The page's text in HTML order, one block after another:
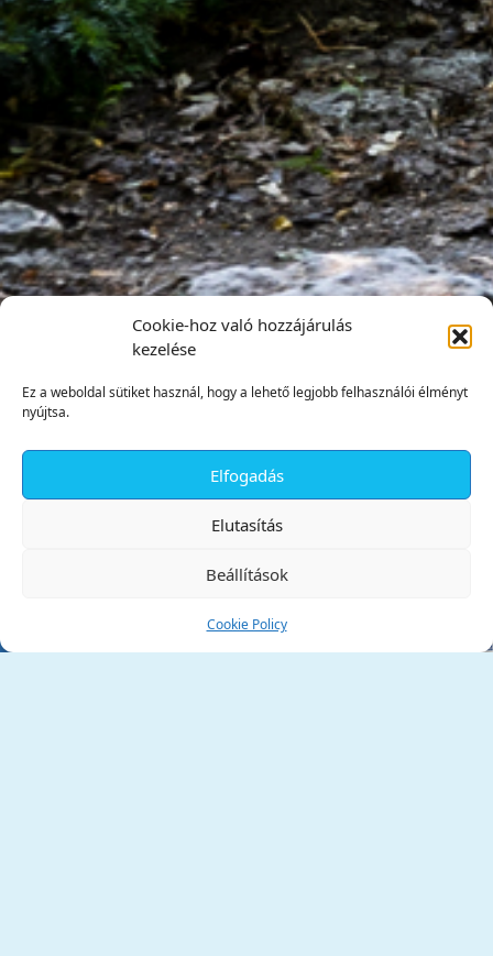
Cookie-hoz való hozzájárulás
kezelése
Ez a weboldal sütiket használ, hogy a lehető legjobb felhasználói élményt
nyújtsa.
Elfogadás
Elutasítás
Beállítások
Cookie Policy
Tata Város Önkormányzata
✕